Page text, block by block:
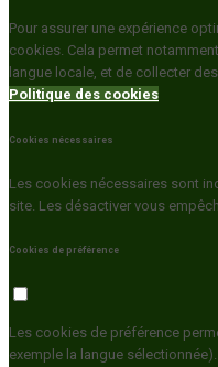
Pour assurer une expérience
cookies. Cela permet
langue locale, et de collecter
Politique des cookies
Cookies nécessaires
Les cookies nécessaires sont
site. Les désactiver vous
Cookies de préférence
Les cookies de préférence
exemple la langue